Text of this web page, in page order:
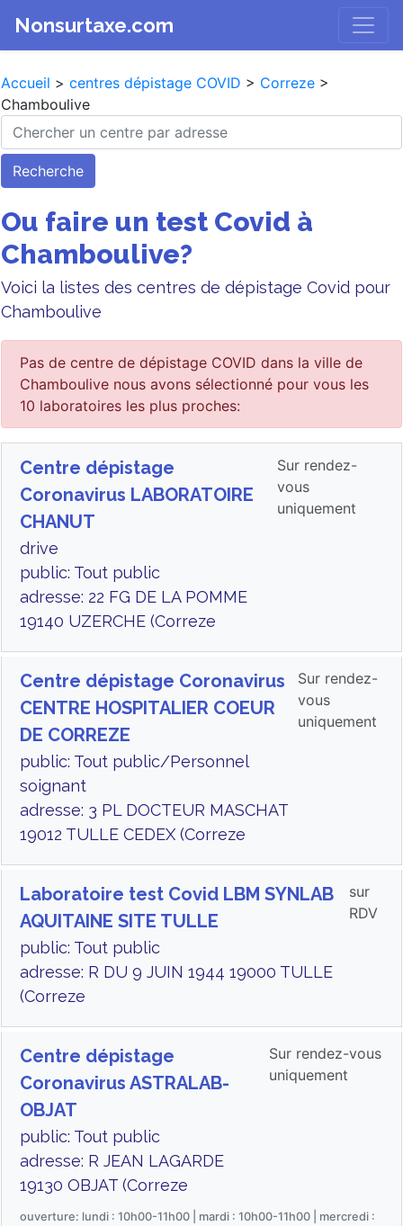
Nonsurtaxe.com
Accueil > centres dépistage COVID > Correze >
Chamboulive
Recherche
Ou faire un test Covid à
Chamboulive?
Voici la listes des centres de dépistage Covid pour
Chamboulive
Pas de centre de dépistage COVID dans la ville de
Chamboulive nous avons sélectionné pour vous les
10 laboratoires les plus proches:
Centre dépistage
Coronavirus LABORATOIRE
CHANUT
drive
public: Tout public
adresse: 22 FG DE LA POMME
19140 UZERCHE (Correze
Sur rendez-
vous
uniquement
Centre dépistage Coronavirus
CENTRE HOSPITALIER COEUR
DE CORREZE
public: Tout public/Personnel
soignant
adresse: 3 PL DOCTEUR MASCHAT
19012 TULLE CEDEX (Correze
Sur rendez-
vous
uniquement
Laboratoire test Covid LBM SYNLAB
AQUITAINE SITE TULLE
public: Tout public
adresse: R DU 9 JUIN 1944 19000 TULLE
(Correze
sur
RDV
Centre dépistage
Coronavirus ASTRALAB-
OBJAT
public: Tout public
adresse: R JEAN LAGARDE
19130 OBJAT (Correze
Sur rendez-vous
uniquement
ouverture: lundi : 10h00-11h00 | mardi : 10h00-11h00 | mercredi :